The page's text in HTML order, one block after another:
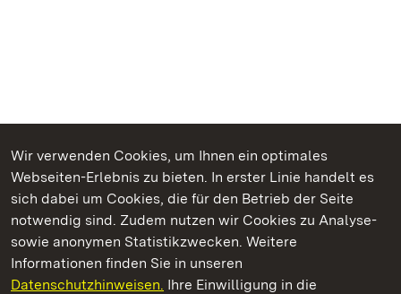
Wir verwenden Cookies, um Ihnen ein optimales
Webseiten-Erlebnis zu bieten. In erster Linie handelt es
sich dabei um Cookies, die für den Betrieb der Seite
notwendig sind. Zudem nutzen wir Cookies zu Analyse-
sowie anonymen Statistikzwecken. Weitere
Informationen finden Sie in unseren
Datenschutzhinweisen. Ihre Einwilligung in die
Kommen. Staunen. Genießen.
Botanischer Garten Karlsruhe